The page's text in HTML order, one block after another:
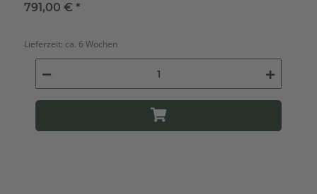
791,00 €*
Lieferzeit: ca. 6 Wochen